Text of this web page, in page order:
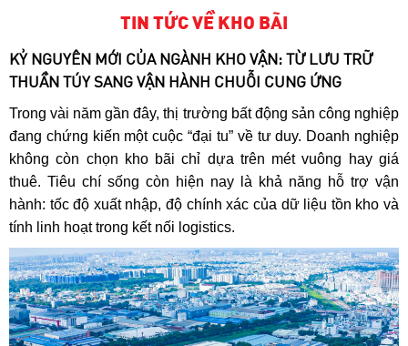
TIN TỨC VỀ KHO BÃI
KỶ NGUYÊN MỚI CỦA NGÀNH KHO VẬN: TỪ LƯU TRỮ
THUẦN TÚY SANG VẬN HÀNH CHUỖI CUNG ỨNG
Trong vài năm gần đây, thị trường bất động sản công nghiệp
đang chứng kiến một cuộc “đại tu” về tư duy. Doanh nghiệp
không còn chọn kho bãi chỉ dựa trên mét vuông hay giá
thuê. Tiêu chí sống còn hiện nay là khả năng hỗ trợ vận
hành: tốc độ xuất nhập, độ chính xác của dữ liệu tồn kho và
tính linh hoạt trong kết nối logistics.